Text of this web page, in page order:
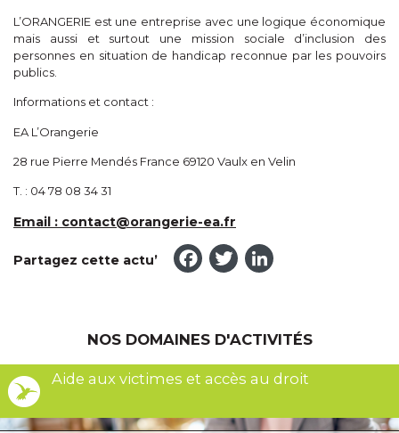
NOS DOMAINES D'ACTIVITÉS
Aide aux victimes et accès au droit
L’ORANGERIE est une entreprise avec une logique économique
mais aussi et surtout une mission sociale d’inclusion des
personnes en situation de handicap reconnue par les pouvoirs
publics.
Informations et contact :
EA L’Orangerie
28 rue Pierre Mendés France 69120 Vaulx en Velin
T. : 04 78 08 34 31
Email : contact@orangerie-ea.fr
Partagez cette actu’ Facebook
Twitter